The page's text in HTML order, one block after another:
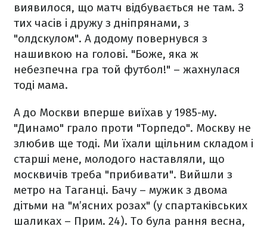
виявилося, що матч відбувається не там. З
тих часів і дружу з дніпрянами, з
"олдскулом". А додому повернувся з
нашивкою на голові. "Боже, яка ж
небезпечна гра той футбол!" – жахнулася
тоді мама.
А до Москви вперше виїхав у 1985-му.
"Динамо" грало проти "Торпедо". Москву не
злюбив ще тоді. Ми їхали щільним складом і
старші мене, молодого наставляли, що
москвичів треба "прибивати". Вийшли з
метро на Таганці. Бачу – мужик з двома
дітьми на "м’ясних розах" (у спартаківських
шаликах – Прим. 24). То була рання весна,